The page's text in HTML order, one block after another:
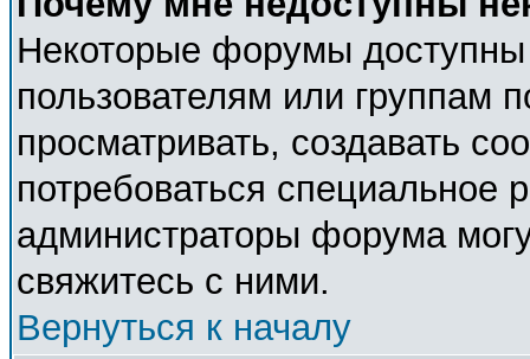
Некоторые форумы
пользователям или группам
просматривать, создавать
потребоваться
администраторы форума
свяжитесь с ними.
Вернуться к началу